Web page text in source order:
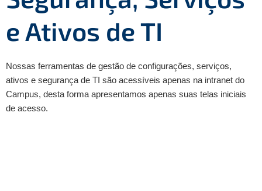
e Ativos de TI
Nossas ferramentas de gestão de configurações, serviços,
ativos e segurança de TI são acessíveis apenas na intranet do
Campus, desta forma apresentamos apenas suas telas iniciais
de acesso.